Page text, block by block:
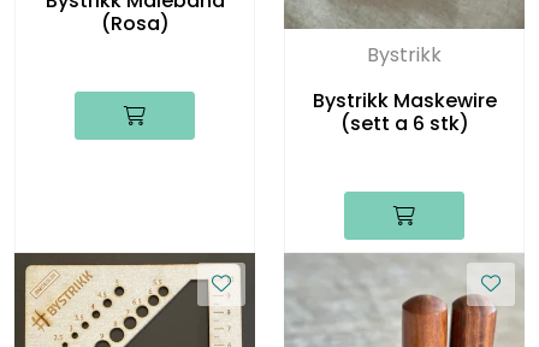
(Rosa)
Bystrikk
Bystrikk Maskewire
(sett a 6 stk)